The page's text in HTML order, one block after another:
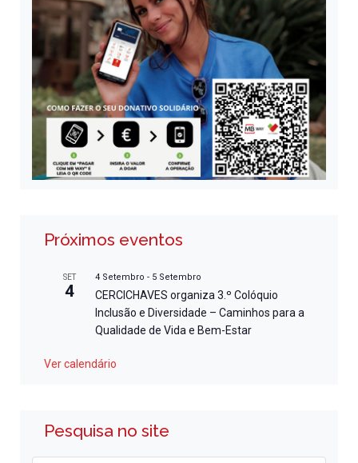
Próximos eventos
SET
4
4 Setembro - 5 Setembro
CERCICHAVES organiza 3.º Colóquio
Inclusão e Diversidade – Caminhos para a
Qualidade de Vida e Bem-Estar
Ver calendário
Pesquisa no site